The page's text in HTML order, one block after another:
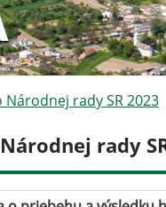
Národnej rady SR 2023
rady